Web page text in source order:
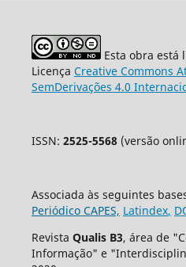
Esta obra está
Licença Creative Commons
SemDerivações 4.0
ISSN: 2525-5568(versão
Associada às seguintes
Periódico CAPES, Latindex,
Revista Qualis B3, área de
Informação" e